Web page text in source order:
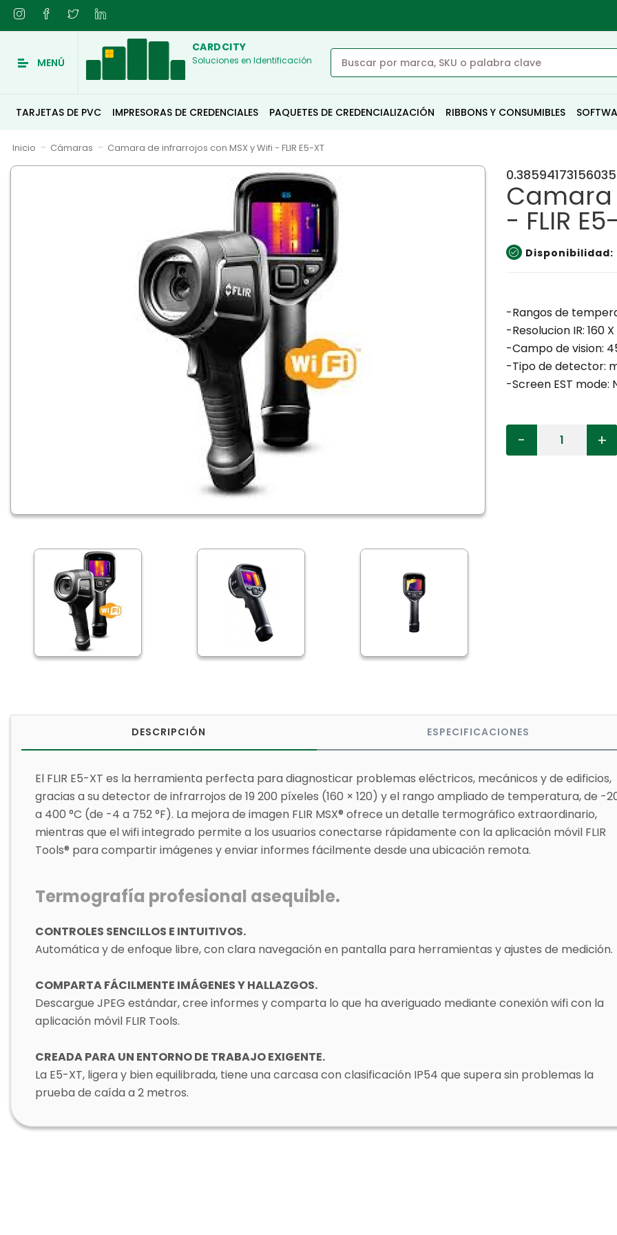
MENÚ
CARDCITY
Soluciones en Identificación
TARJETAS DE PVC IMPRESORAS DE CREDENCIALES PAQUETES DE CREDENCIALIZACIÓN RIBBONS Y CONSUMIBLES
Inicio Cámaras Camara de infrarrojos con MSX y Wifi - FLIR E5-XT
0.38594173156035
Camara
- FLIR
Disponibilidad:
-Rangos de
-Resolucion IR: 160
-Campo de vision:
-Tipo de detector:
-Screen EST mode:
DESCRIPCIÓN ESPECIFICACIONES
El FLIR E5-XT es la herramienta perfecta para diagnosticar problemas eléctricos, mecánicos y de edificios,
gracias a su detector de infrarrojos de 19 200 píxeles (160 × 120) y el rango ampliado de temperatura, de -
a 400 °C (de -4 a 752 °F). La mejora de imagen FLIR MSX® ofrece un detalle termográfico extraordinario,
mientras que el wifi integrado permite a los usuarios conectarse rápidamente con la aplicación móvil FLIR
Tools® para compartir imágenes y enviar informes fácilmente desde una ubicación remota.
Termografía profesional asequible.
CONTROLES SENCILLOS E INTUITIVOS.
Automática y de enfoque libre, con clara navegación en pantalla para herramientas y ajustes de medición.
COMPARTA FÁCILMENTE IMÁGENES Y HALLAZGOS.
Descargue JPEG estándar, cree informes y comparta lo que ha averiguado mediante conexión wifi con la
aplicación móvil FLIR Tools.
CREADA PARA UN ENTORNO DE TRABAJO EXIGENTE.
La E5-XT, ligera y bien equilibrada, tiene una carcasa con clasificación IP54 que supera sin problemas la
prueba de caída a 2 metros.